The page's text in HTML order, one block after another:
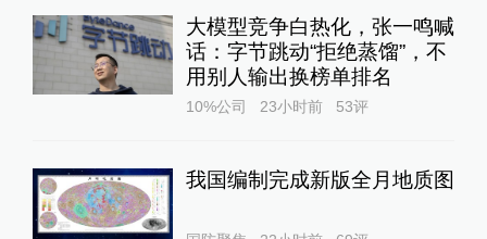
大模型竞争白热化，张一鸣喊
话：字节跳动“拒绝蒸馏”，不
用别人输出换榜单排名
10%公司 23小时前 53评
我国编制完成新版全月地质图